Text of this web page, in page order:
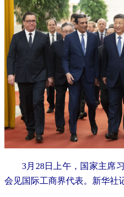
3月28日上午，国家主席习
会见国际工商界代表。新华社